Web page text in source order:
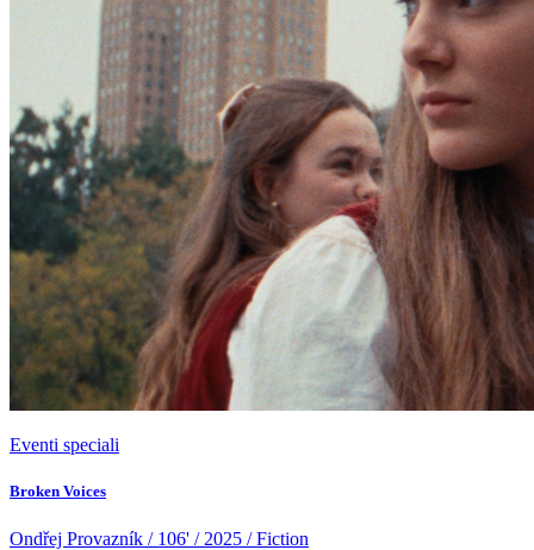
Eventi speciali
Broken Voices
Ondřej Provazník / 106' / 2025 / Fiction